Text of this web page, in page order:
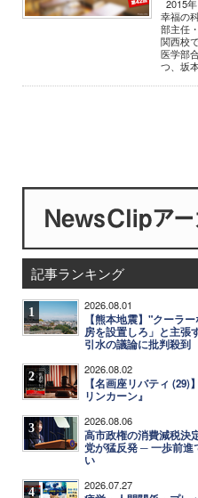
2015
幸福の
部主任
関西校
医学部
つ、坂
記事ランキング
1 2026.08.01
【熊本地震】"クーラ
房を設置しろ」と主張
引水の議論に批判殺到
2 2026.08.02
【名画座リバティ
リンカーン』
3 2026.08.06
高市政権の消費減税決
党が猛反発 ─ 一歩前進
い
4 2026.07.27